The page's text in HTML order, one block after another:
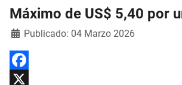
Máximo de US$ 5,40 por
DetallesPublicado: 04 Marzo 2026
Facebook